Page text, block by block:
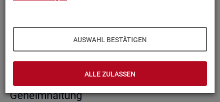
AUSWAHL BESTÄTIGEN
ALLE ZULASSEN
tung
Zell­sper­rungs­ver­fah­ren
Run­dungs­ver­fah­ren
Ver­gleich der Ver­fah­ren
Recht­li­che Grund­la­gen der sta­tis­ti­schen
Ge­heim­hal­tung